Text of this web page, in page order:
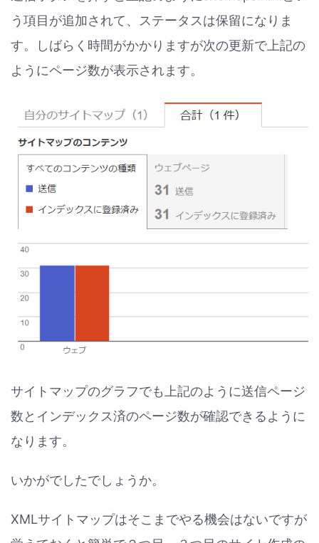
う項目が追加されて、ステータスは保留になりま
す。しばらく時間がかかりますが次の更新で上記の
ようにページ数が表示されます。
サイトマップのグラフでも上記のように送信ページ
数とインデックス済のページ数が確認できるように
なります。
いかがでしたでしょうか。
XMLサイトマップはそこまでやる機会はないですが